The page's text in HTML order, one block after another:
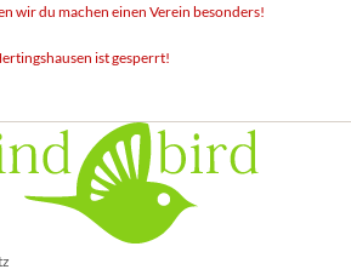
wir du machen einen Verein besonders!
ist gesperrt!